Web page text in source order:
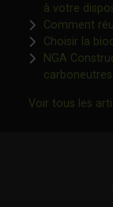
à votre
Comment
Choisir la
NGA
carboneutres
Voir tous les